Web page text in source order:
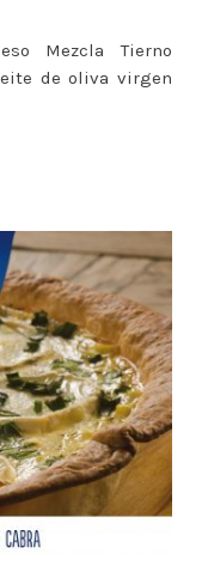
Mezcla Tierno
de oliva virgen